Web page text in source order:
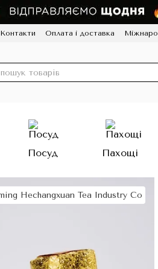
Контакти Оплата і доставка
Посуд Пахощі